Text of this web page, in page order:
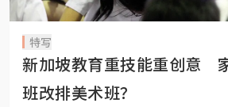
特写
新加坡教育重技能重创意
班改排美术班？